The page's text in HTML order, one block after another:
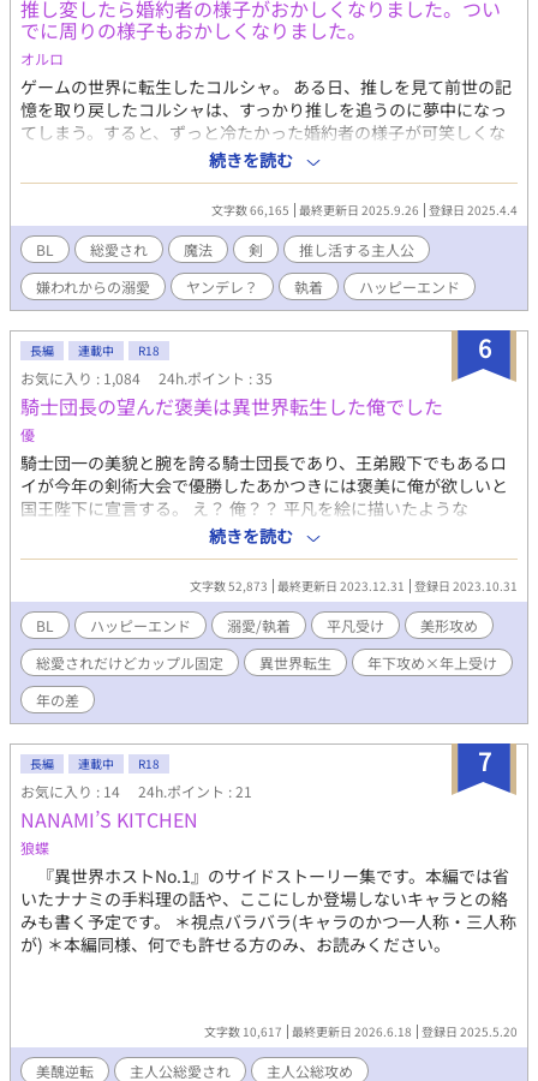
推し変したら婚約者の様子がおかしくなりました。つい
でに周りの様子もおかしくなりました。
オルロ
ゲームの世界に転生したコルシャ。 ある日、推しを見て前世の記
憶を取り戻したコルシャは、すっかり推しを追うのに夢中になっ
てしまう。すると、ずっと冷たかった婚約者の様子が可笑しくな
ってきて、そして何故か周りの様子も？！ 主人公総愛されで進ん
でいきます。それでも大丈夫という方はお読みください。
続きを読む
文字数 66,165 最終更新日 2025.9.26 登録日 2025.4.4
BL 総愛され 魔法 剣
推し活する主人公
嫌われからの溺愛
ヤンデレ？ 執着 ハッピーエンド
6
長編 連載中 R18
お気に入り : 1,084 24h.ポイント : 35
騎士団長の望んだ褒美は異世界転生した俺でした
優
騎士団一の美貌と腕を誇る騎士団長であり、王弟殿下でもあるロ
イが今年の剣術大会で優勝したあかつきには褒美に俺が欲しいと
国王陛下に宣言する。 え？ 俺？？ 平凡を絵に描いたような
俺？？ いや、ありえんって！！ 異世界転生しているため、主人公
の感覚は現代日本のままですが、こちらの世界は男女、男男、女
女、タブー視されていない設定。 平凡な主人公(受)があっさり美
形騎士団長(攻)の褒美にされると思いきや、いろんな所から横や
り入り……。 主人公総愛されで、シリアスほぼなく、ドタバタハ
ッピーエンドです♪ そこまで長い話にはしない予定です。 R18 が
後半入る予定なので、＊入れますがご注意ください！
続きを読む
文字数 52,873 最終更新日 2023.12.31 登録日 2023.10.31
BL ハッピーエンド 溺愛/執着 平凡受け
美形攻め
総愛されだけどカップル固定
異世界転生
年下攻め×年上受け
年の差
7
長編 連載中 R18
お気に入り : 14 24h.ポイント : 21
NANAMI’S KITCHEN
狼蝶
『異世界ホストNo.1』のサイドストーリー集です。本編では省
いたナナミの手料理の話や、ここにしか登場しないキャラとの絡
みも書く予定です。 ＊視点バラバラ(キャラのかつ一人称・三人称
が) ＊本編同様、何でも許せる方のみ、お読みください。
文字数 10,617 最終更新日 2026.6.18 登録日 2025.5.20
美醜逆転 主人公総愛され 主人公総攻め